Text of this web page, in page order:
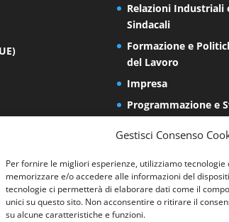
Gestisci Consenso
Per fornire le migliori esperienze, utilizziamo tecnologie
memorizzare e/o accedere alle informazioni del
tecnologie ci permetterà di elaborare dati come il
unici su questo sito. Non acconsentire o ritirare il
su alcune caratteristiche e funzioni.
Relazioni Industriali
Sindacali
Formazione e
del Lavoro
Impresa
Programmazione e
del Territorio
Energia e Ambiente
Sicurezza sui luoghi